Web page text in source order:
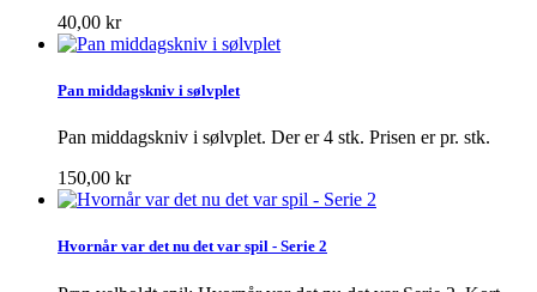
40,00 kr
Pan middagskniv i sølvplet
Pan middagskniv i sølvplet. Der er 4 stk. Prisen er pr. stk.
150,00 kr
Hvornår var det nu det var spil - Serie 2